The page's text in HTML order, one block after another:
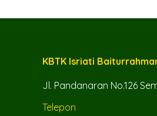
KBTK Isriati
Jl. Pandanaran No.126
Telepon